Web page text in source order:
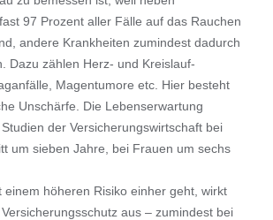
97 Prozent aller Fälle auf das Rauchen
andere Krankheiten zumindest dadurch
Dazu zählen Herz- und Kreislauf-
Magentumore etc. Hier besteht
Unschärfe. Die Lebenserwartung
der Versicherungswirtschaft bei
um sieben Jahre, bei Frauen um sechs
einem höheren Risiko einher geht, wirkt
aus – zumindest bei